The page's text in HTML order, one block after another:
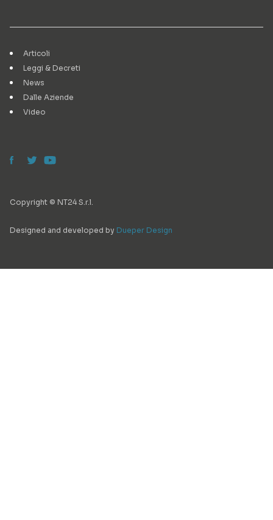
Articoli
Leggi & Decreti
News
Dalle Aziende
Video
Copyright © NT24 S.r.l.
Designed and developed by Dueper Design